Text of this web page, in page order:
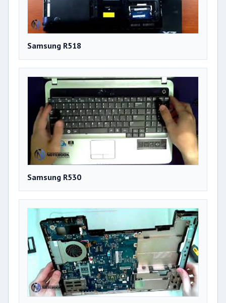
Samsung R518
Samsung R530